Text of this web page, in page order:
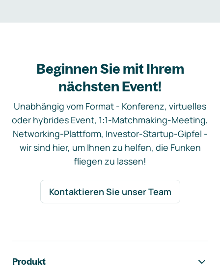
Beginnen Sie mit Ihrem
nächsten Event!
Unabhängig vom Format - Konferenz, virtuelles
oder hybrides Event, 1:1-Matchmaking-Meeting,
Networking-Plattform, Investor-Startup-Gipfel -
wir sind hier, um Ihnen zu helfen, die Funken
fliegen zu lassen!
Kontaktieren Sie unser Team
Produkt